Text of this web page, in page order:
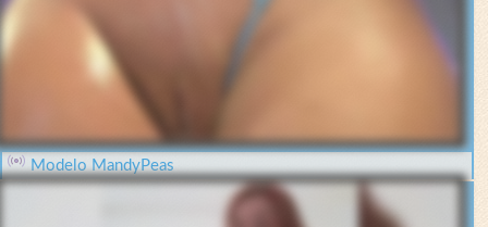
Modelo MandyPeas